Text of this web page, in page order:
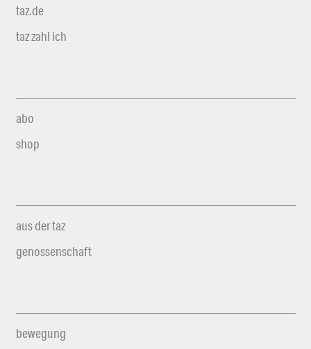
taz.de
taz zahl ich
abo
shop
aus der taz
genossenschaft
bewegung